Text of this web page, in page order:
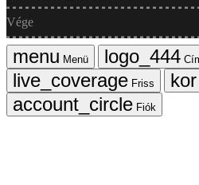
Vége
Menü
Friss
Fiók